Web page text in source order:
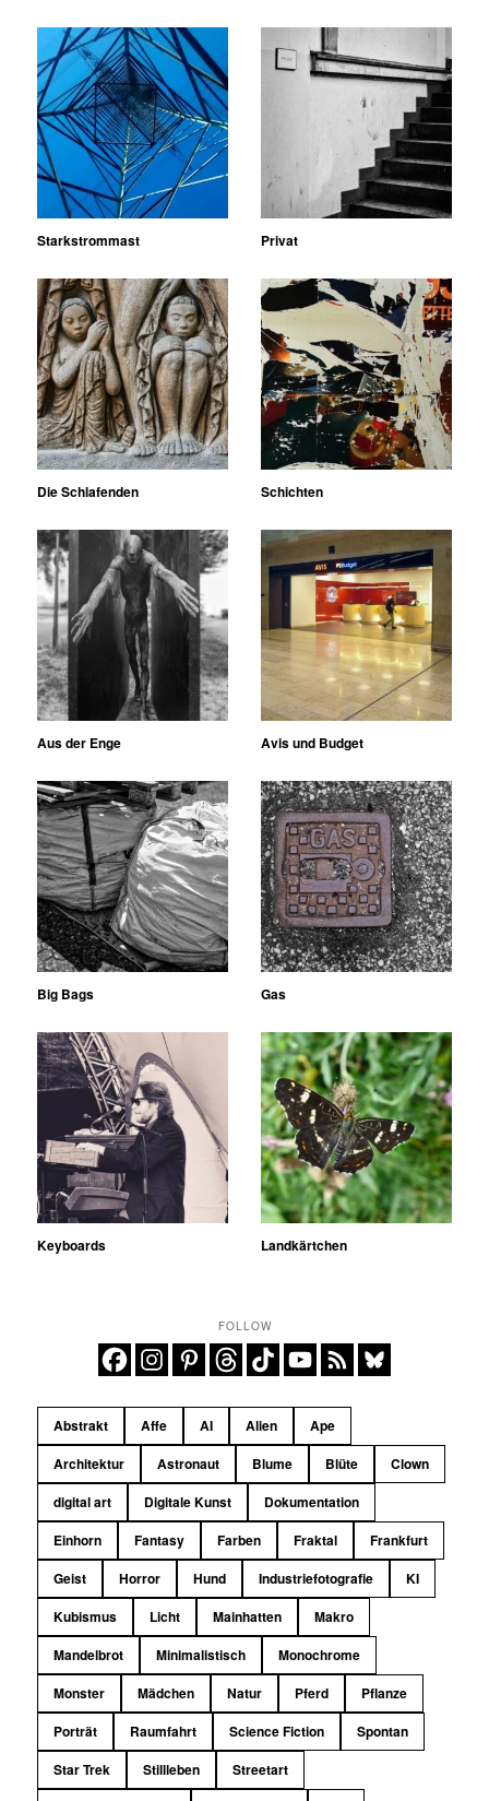
Starkstrommast Privat
Die Schlafenden Schichten
Aus der Enge Avis und Budget
Big Bags Gas
Keyboards Landkärtchen
FOLLOW
Abstrakt Affe AI Alien
Ape
Architektur
Astronaut Blume Blüte
Clown
digital art
Digitale Kunst
Dokumentation
Einhorn
Fantasy Farben Fraktal
Frankfurt
Geist
Horror Hund Industriefotografie
KI
Kubismus
Licht Mainhatten
Makro
Mandelbrot
Minimalistisch
Monochrome
Monster
Mädchen Natur Pferd
Pflanze
Porträt
Raumfahrt Science Fiction
Spontan
Star Trek
Stillleben
Streetart